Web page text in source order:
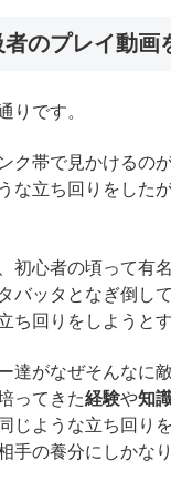
のプレイ動画
りです。
ク帯で見かけるの
な立ち回りをした
初心者の頃って有
バッタとなぎ倒して
ち回りをしようと
達がなぜそんなに
ってきた経験や知
じような立ち回り
手の養分にしかなり